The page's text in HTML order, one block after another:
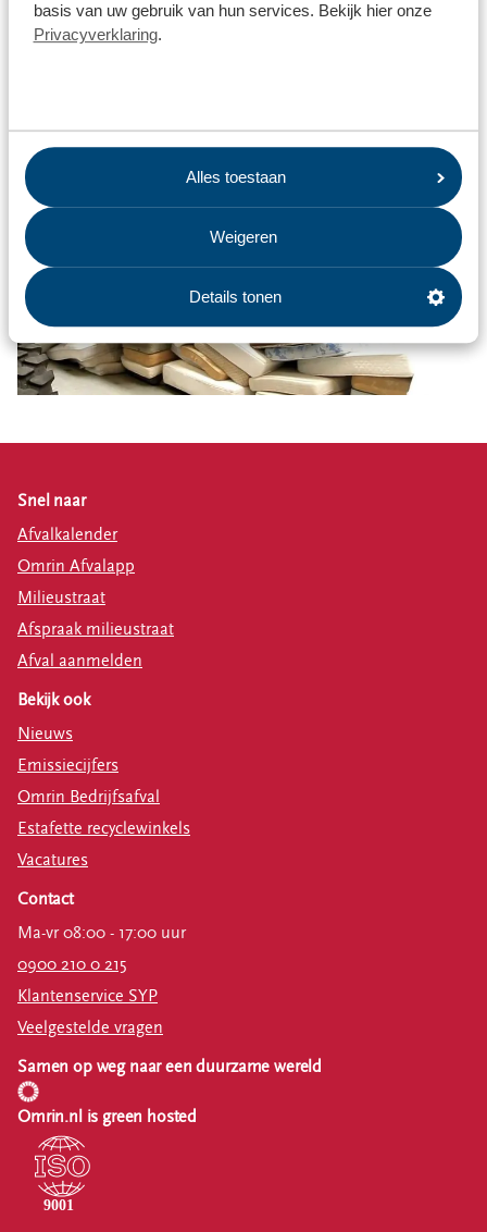
basis van uw gebruik van hun services. Bekijk hier onze
Privacyverklaring.
Alles toestaan
Weigeren
Details tonen
Samen streven we er zo naar om afgedankte matrassen
duurzaam te recyclen en zodat materialen die vrijkomen
Snel naar
Afvalkalender
Omrin Afvalapp
Milieustraat
Afspraak milieustraat
Afval aanmelden
Bekijk ook
Nieuws
Emissiecijfers
Omrin Bedrijfsafval
Estafette recyclewinkels
Vacatures
Contact
Ma-vr 08:00 - 17:00 uur
0900 210 0 215
Klantenservice SYP
Veelgestelde vragen
Samen op weg naar een duurzame wereld
Omrin.nl is green hosted